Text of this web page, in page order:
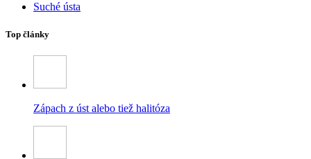
Suché ústa
Top články
Zápach z úst alebo tiež halitóza